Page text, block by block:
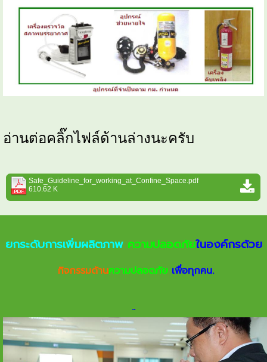
อ่านต่อคลิ๊กไฟล์ด้านล่างนะครับ
Safe_Guideline_for_working_at_Confine_Space.pdf
610.62 K
ยกระดับการเพิ่มผลิตภาพความปลอดภัยในองค์กรด้วย
กิจกรรมด้านความปลอดภัย เพื่อทุกคน.
..